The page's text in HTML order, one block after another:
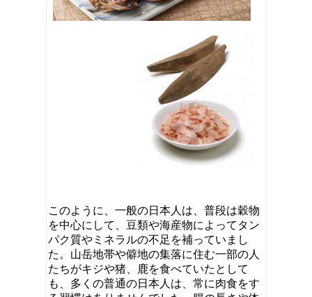
このように、一般の日本人は、普段は穀物
を中心にして、豆類や海産物によってタン
パク質やミネラルの不足を補っていまし
た。山岳地帯や僻地の集落に住む一部の人
たちがキジや猪、鹿を食べていたとして
も、多くの普通の日本人は、常に肉食をす